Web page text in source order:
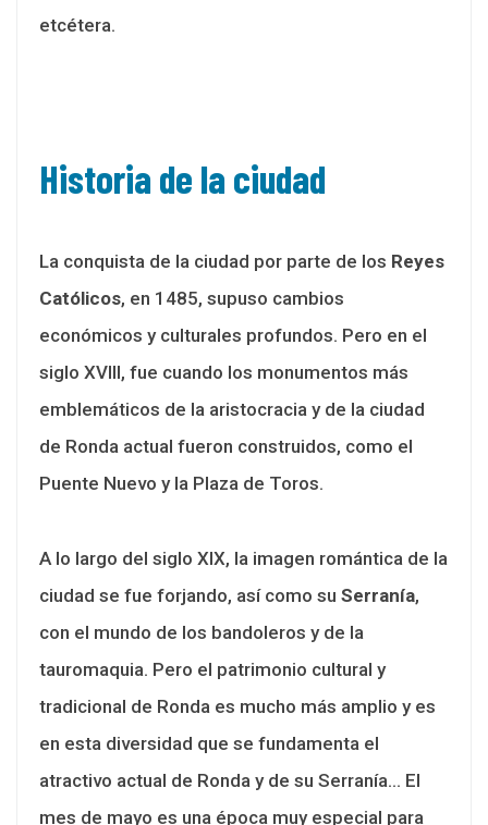
etcétera.
Historia de la ciudad
La conquista de la ciudad por parte de los Reyes
Católicos, en 1485, supuso cambios
económicos y culturales profundos. Pero en el
siglo XVIII, fue cuando los monumentos más
emblemáticos de la aristocracia y de la ciudad
de Ronda actual fueron construidos, como el
Puente Nuevo y la Plaza de Toros.
A lo largo del siglo XIX, la imagen romántica de la
ciudad se fue forjando, así como su Serranía,
con el mundo de los bandoleros y de la
tauromaquia. Pero el patrimonio cultural y
tradicional de Ronda es mucho más amplio y es
en esta diversidad que se fundamenta el
atractivo actual de Ronda y de su Serranía… El
mes de mayo es una época muy especial para